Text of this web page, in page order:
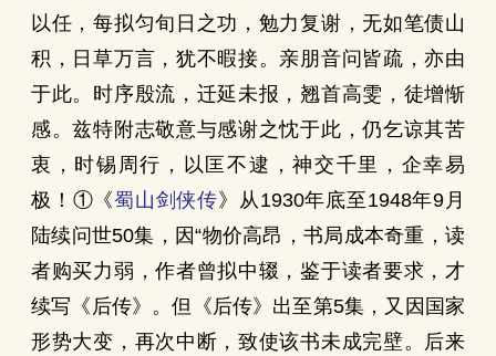
以任，每拟匀旬日之功，勉力复谢，无如笔债山
积，日草万言，犹不暇接。亲朋音问皆疏，亦由
于此。时序殷流，迁延未报，翘首高雯，徒增惭
感。兹特附志敬意与感谢之忱于此，仍乞谅其苦
衷，时锡周行，以匡不逮，神交千里，企幸易
极！①《蜀山剑侠传》从1930年底至1948年9月
陆续问世50集，因“物价高昂，书局成本奇重，读
者购买力弱，作者曾拟中辍，鉴于读者要求，才
续写《后传》。但《后传》出至第5集，又因国家
形势大变，再次中断，致使该书未成完壁。后来